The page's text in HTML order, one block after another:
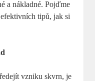
a nákladné. Pojďme
tipů, jak si
vzniku skvrn, je